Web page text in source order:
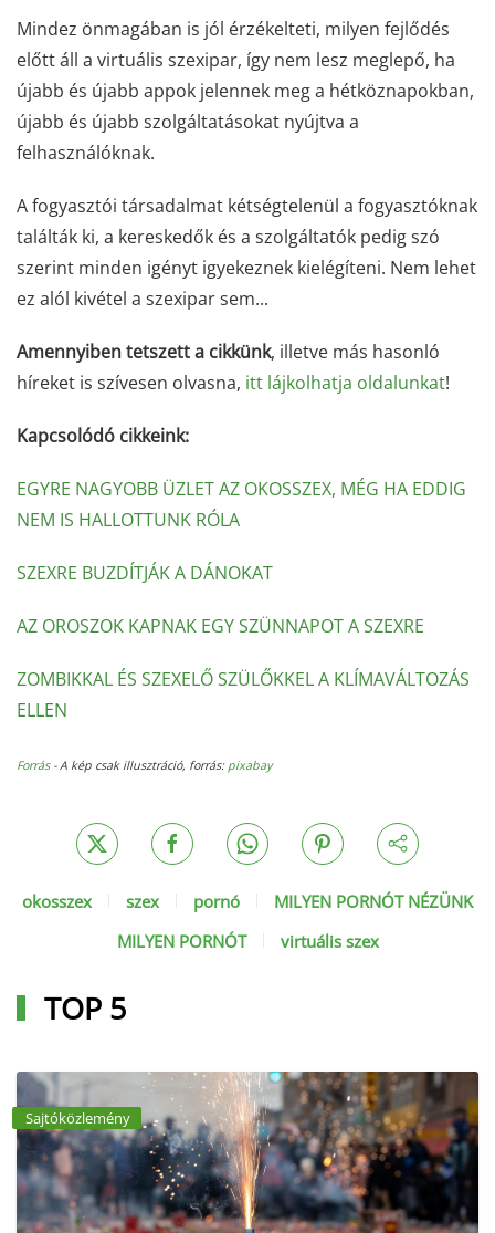
Mindez önmagában is jól érzékelteti, milyen fejlődés
előtt áll a virtuális szexipar, így nem lesz meglepő, ha
újabb és újabb appok jelennek meg a hétköznapokban,
újabb és újabb szolgáltatásokat nyújtva a
felhasználóknak.
A fogyasztói társadalmat kétségtelenül a fogyasztóknak
találták ki, a kereskedők és a szolgáltatók pedig szó
szerint minden igényt igyekeznek kielégíteni. Nem lehet
ez alól kivétel a szexipar sem...
Amennyiben tetszett a cikkünk, illetve más hasonló
híreket is szívesen olvasna, itt lájkolhatja oldalunkat!
Kapcsolódó cikkeink:
EGYRE NAGYOBB ÜZLET AZ OKOSSZEX, MÉG HA EDDIG
NEM IS HALLOTTUNK RÓLA
SZEXRE BUZDÍTJÁK A DÁNOKAT
AZ OROSZOK KAPNAK EGY SZÜNNAPOT A SZEXRE
ZOMBIKKAL ÉS SZEXELŐ SZÜLŐKKEL A KLÍMAVÁLTOZÁS
ELLEN
Forrás- A kép csak illusztráció, forrás: pixabay
okosszex szex pornó
MILYEN PORNÓT NÉZÜNK
MILYEN PORNÓT
virtuális szex
TOP 5
Sajtóközlemény